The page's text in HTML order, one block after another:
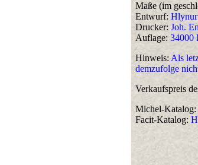
Maße (im
Entwurf: Hlynur
Drucker: Joh.
Auflage: 34000
Hinweis: Als
demzufolge
Verkaufspreis
Michel-Katalog:
Facit-Katalog: